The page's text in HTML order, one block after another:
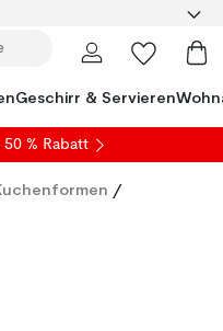
Geschirr & Servieren
50 % Rabatt
/